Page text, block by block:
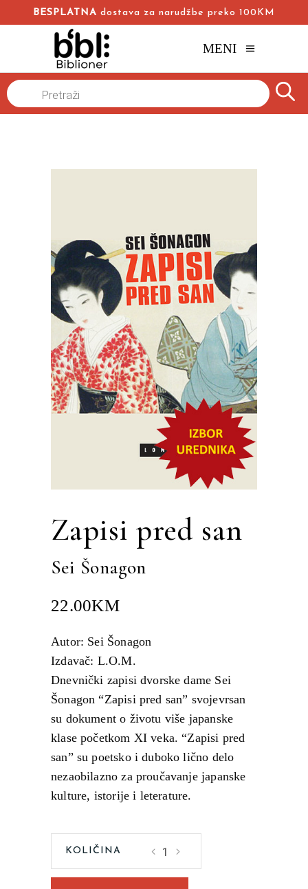
BESPLATNA dostava za narudžbe preko 100KM
MENI
Products
search
Zapisi pred san
Sei Šonagon
22.00KM
Autor: Sei Šonagon
Izdavač: L.O.M.
Dnevnički zapisi dvorske dame Sei
Šonagon “Zapisi pred san” svojevrsan
su dokument o životu više japanske
klase početkom XI veka. “Zapisi pred
san” su poetsko i duboko lično delo
nezaobilazno za proučavanje japanske
kulture, istorije i leterature.
san